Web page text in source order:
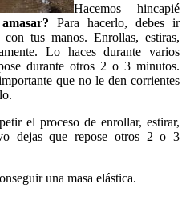
Hacemos hincapié
Para hacerlo, debes ir
tus manos. Enrollas, estiras,
Lo haces durante varios
durante otros 2 o 3 minutos.
que no le den corrientes
el proceso de enrollar, estirar,
dejas que repose otros 2 o 3
una masa elástica.